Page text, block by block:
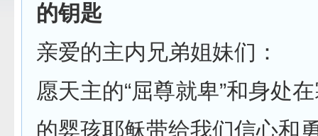
的钥匙
亲爱的主内兄弟姐妹们：
愿天主的“屈尊就卑”和身处
的婴孩耶稣带给我们信心和